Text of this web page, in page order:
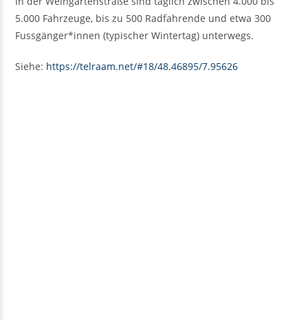
5.000 Fahrzeuge, bis zu 500 Radfahrende und etwa 300
Fussgänger*innen (typischer Wintertag) unterwegs.
Siehe: https://telraam.net/#18/48.46895/7.95626